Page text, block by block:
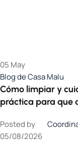
05 May
Blog de Casa Malu
Cómo limpiar y
práctica para que
Posted by
05/08/2026